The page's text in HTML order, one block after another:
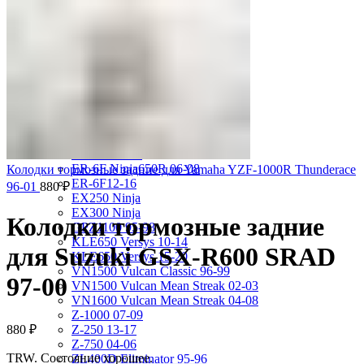
ER-6F Ninja650R 06-08
ER-6F12-16
EX250 Ninja
EX300 Ninja
GPZ1100 95-98
KLE650 Versys 10-14
KLE650 Versys 15-20
VN1500 Vulcan Classic 96-99
VN1500 Vulcan Mean Streak 02-03
VN1600 Vulcan Mean Streak 04-08
Z-1000 07-09
Z-250 13-17
Z-750 04-06
ZL400D Eliminator 95-96
Колодки тормозные задние для Yamaha YZF-1000R Thunderace
96-01 880₽
Колодки тормозные задние
для Suzuki GSX-R600 SRAD
97-00
880 ₽
TRW. Состояние хорошее.